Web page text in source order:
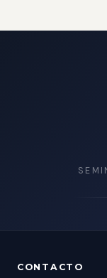
CONTACTO